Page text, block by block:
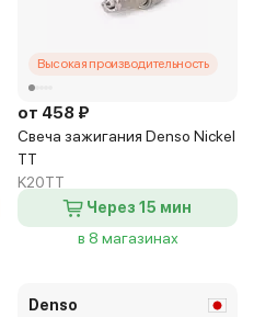
Высокая производительность
от 458 ₽
Свеча зажигания Denso Nickel
TT
K20TT
Через 15 мин
в 8 магазинах
Denso